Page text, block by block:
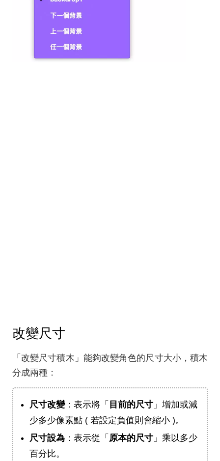
改變尺寸
「改變尺寸積木」能夠改變角色的尺寸大小，積木
分成兩種：
尺寸改變：表示將「 目前的尺寸 」增加或減
少多少像素點 ( 若設定負值則會縮小 )。
尺寸設為 ：表示從「 原本的尺寸 」乘以多少
百分比。